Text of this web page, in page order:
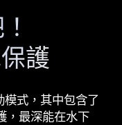
護
模式，其中包含了
，最深能在水下